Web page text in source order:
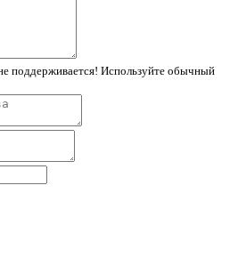
поддерживается! Используйте обычный